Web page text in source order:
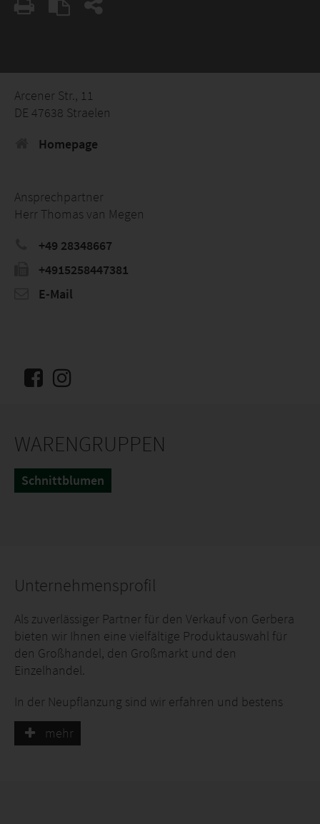
Arcener Str., 11
DE 47638 Straelen
Homepage
Ansprechpartner
Herr Thomas van Megen
+49 28348667
+4915258447381
E-Mail
WARENGRUPPEN
Schnittblumen
Unternehmensprofil
Als zuverlässiger Partner für den Verkauf von Gerbera
bieten wir Ihnen eine vielfältige Produktauswahl für
den Großhandel, den Großmarkt und den
Einzelhandel.
In der Neupflanzung sind wir erfahren und bestens
vertraut mit den Kulturverfahren. Daher können Sie
sich bei unserer Produktion auf kontrollierte Qualität
mehr